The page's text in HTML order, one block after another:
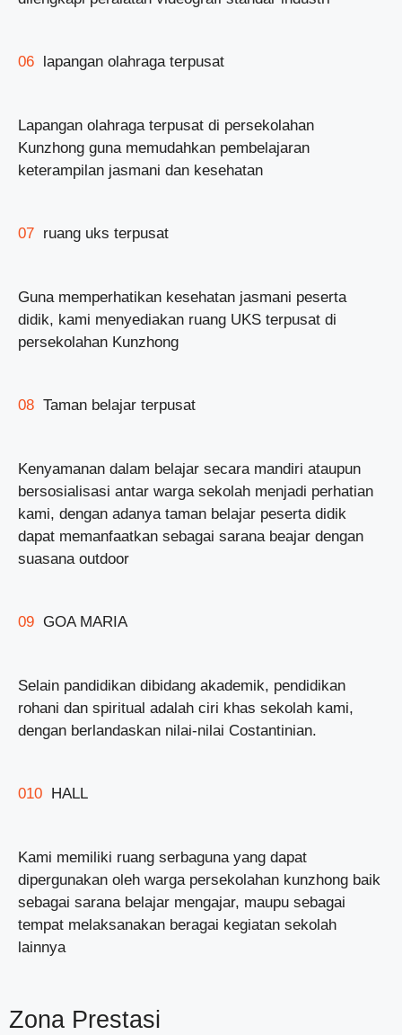
06 lapangan olahraga terpusat
Lapangan olahraga terpusat di persekolahan
Kunzhong guna memudahkan pembelajaran
keterampilan jasmani dan kesehatan
07 ruang uks terpusat
Guna memperhatikan kesehatan jasmani peserta
didik, kami menyediakan ruang UKS terpusat di
persekolahan Kunzhong
08 Taman belajar terpusat
Kenyamanan dalam belajar secara mandiri ataupun
bersosialisasi antar warga sekolah menjadi perhatian
kami, dengan adanya taman belajar peserta didik
dapat memanfaatkan sebagai sarana beajar dengan
suasana outdoor
09 GOA MARIA
Selain pandidikan dibidang akademik, pendidikan
rohani dan spiritual adalah ciri khas sekolah kami,
dengan berlandaskan nilai-nilai Costantinian.
010 HALL
Kami memiliki ruang serbaguna yang dapat
dipergunakan oleh warga persekolahan kunzhong baik
sebagai sarana belajar mengajar, maupu sebagai
tempat melaksanakan beragai kegiatan sekolah
lainnya
Zona Prestasi